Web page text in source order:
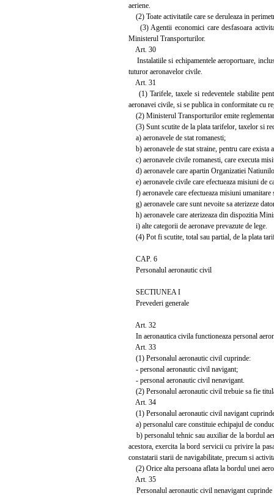
aeriene.
(2) Toate activitatile care se deruleaza in
(3) Agentii economici care desfasoara
Ministerul Transporturilor.
Art. 30
Instalatiile si echipamentele aeroportuare,
tuturor aeronavelor civile.
Art. 31
(1) Tarifele, taxele si redeventele stabilite
aeronavei civile, si se publica in conformitate cu
(2) Ministerul Transporturilor emite
(3) Sunt scutite de la plata tarifelor, taxelor si
a) aeronavele de stat romanesti;
b) aeronavele de stat straine, pentru care exista
c) aeronavele civile romanesti, care executa
d) aeronavele care apartin Organizatiei
e) aeronavele civile care efectueaza misiuni de
f) aeronavele care efectueaza misiuni umanitare
g) aeronavele care sunt nevoite sa aterizeze
h) aeronavele care aterizeaza din dispozitia
i) alte categorii de aeronave prevazute de lege.
(4) Pot fi scutite, total sau partial, de la plata
CAP. 6
Personalul aeronautic civil
SECTIUNEA I
Prevederi generale
Art. 32
In aeronautica civila functioneaza personal
Art. 33
(1) Personalul aeronautic civil cuprinde:
- personal aeronautic civil navigant;
- personal aeronautic civil nenavigant.
(2) Personalul aeronautic civil trebuie sa fie
Art. 34
(1) Personalul aeronautic civil navigant
a) personalul care constituie echipajul de
b) personalul tehnic sau auxiliar de la bordul
acestora, exercita la bord servicii cu privire la
constatarii starii de navigabilitate, precum si
(2) Orice alta persoana aflata la bordul unei
Art. 35
Personalul aeronautic civil nenavigant cuprinde